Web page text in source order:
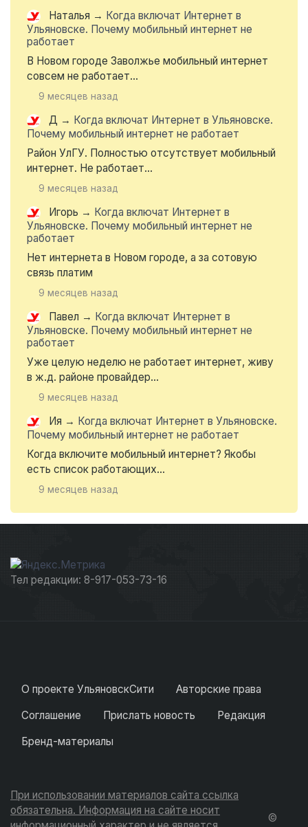
Наталья → Когда включат Интернет в
Ульяновске. Почему мобильный интернет не
работает
В Новом городе Заволжье мобильный интернет
совсем не работает...
9 месяцев назад
Д → Когда включат Интернет в Ульяновске.
Почему мобильный интернет не работает
Район УлГУ. Полностью отсутствует мобильный
интернет. Не работает...
9 месяцев назад
Игорь → Когда включат Интернет в
Ульяновске. Почему мобильный интернет не
работает
Нет интернета в Новом городе, а за сотовую
связь платим
9 месяцев назад
Павел → Когда включат Интернет в
Ульяновске. Почему мобильный интернет не
работает
Уже целую неделю не работает интернет, живу
в ж.д. районе провайдер...
9 месяцев назад
Ия → Когда включат Интернет в Ульяновске.
Почему мобильный интернет не работает
Когда включите мобильный интернет? Якобы
есть список работающих...
9 месяцев назад
Тел редакции: 8-917-053-73-16
О проекте УльяновскСити
Авторские права
Соглашение
Прислать новость
Редакция
Бренд-материалы
При использовании материалов сайта ссылка
обязательна. Информация на сайте носит
©